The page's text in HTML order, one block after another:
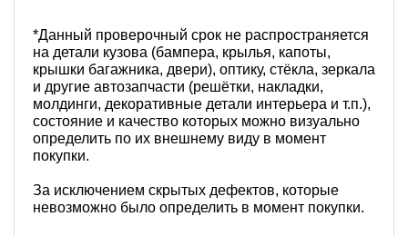
*Данный проверочный срок не распространяется
на детали кузова (бампера, крылья, капоты,
крышки багажника, двери), оптику, стёкла, зеркала
и другие автозапчасти (решётки, накладки,
молдинги, декоративные детали интерьера и т.п.),
состояние и качество которых можно визуально
определить по их внешнему виду в момент
покупки.
За исключением скрытых дефектов, которые
невозможно было определить в момент покупки.